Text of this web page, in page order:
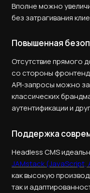
Вполне можно
без затрагивания
Повышенная
Отсутствие прямого
со стороны
API‑запросы можно
классических
аутентификации и
Поддержка
Headless CMS
JAMstack (JavaScript,
как высокую
так и